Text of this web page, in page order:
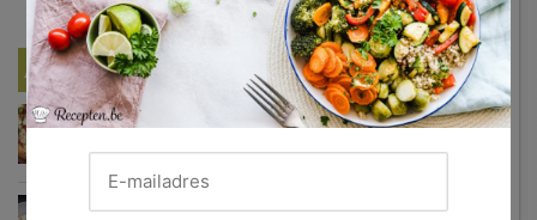
Nieuwste Recepten
Turkse pizza met halloumi en courgette